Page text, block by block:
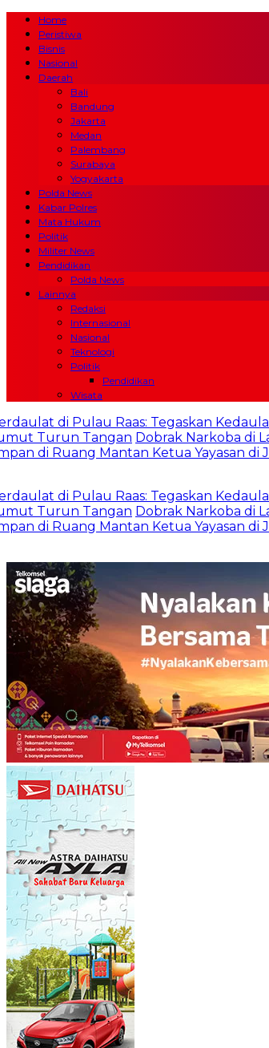
Home
Peristiwa
Bisnis
Nasional
Daerah
Bali
Bandung
Jakarta
Medan
Palembang
Surabaya
Yogyakarta
Polda News
Kabar Polres
Mata Hukum
Politik
Militer News
Pendidikan
Polda News
Lainnya
Redaksi
Internasional
Nasional
Teknologi
Politik
Pendidikan
Wisata
Pulau Raas: Tegaskan Kedaulatan
Tangan Dobrak Narkoba di Langkat!
Mantan Ketua Yayasan di Jaksel
Pulau Raas: Tegaskan Kedaulatan
Tangan Dobrak Narkoba di Langkat!
Mantan Ketua Yayasan di Jaksel